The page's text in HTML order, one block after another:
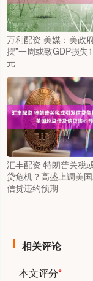
万利配资 美媒：美政
摆”一周或致GDP损失
元
汇丰配资 特朗普关税
贷危机？高盛上调美
信贷违约预期
相关评论
本文评分*